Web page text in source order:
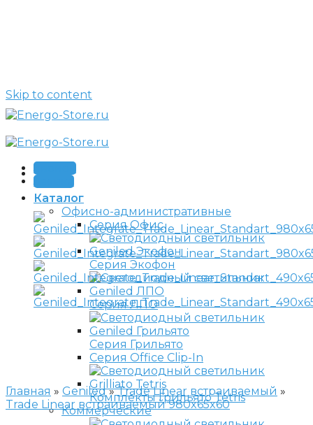
Skip to content
Каталог
Офисно-административные
Серия Офис
Серия Экофон
Серия ЛПО
Серия Грильято
Серия Office Clip-In
Комплекты Грильято Tetris
Коммерческие
Звонок
Заявка
Главная » Geniled»Trade Linear встраиваемый »
Trade Linear встраиваемый 980x65x60